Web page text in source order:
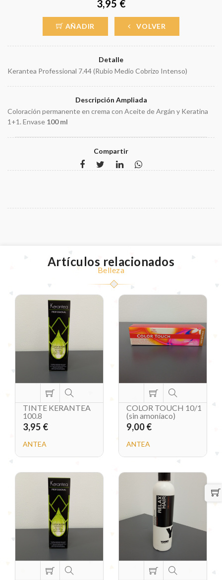
3,95 €
AÑADIR VOLVER
Detalle
Kerantea Professional 7.44 (Rubio Medio Cobrizo Intenso)
Descripción Ampliada
Coloración permanente en crema con Aceite de Argán y Keratina
1+1. Envase 100 ml
Compartir
Artículos relacionados
Belleza
TINTE KERANTEA
100.8
3,95 €
ANTEA
COLOR TOUCH 10/1
(sin amoníaco)
9,00 €
ANTEA